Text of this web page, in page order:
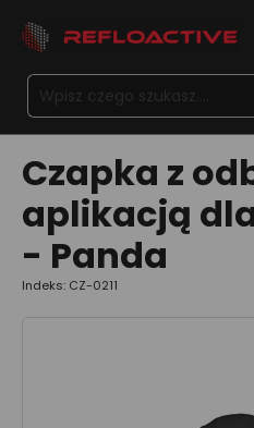
Czapka z
aplikacją
- Panda
Indeks: CZ-0211